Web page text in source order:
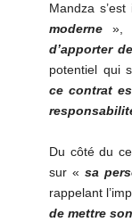
Mandza
moderne »,
d’apporter
potentiel qui
ce contrat
Du côté du
sur « sa
rappelant
de mettre